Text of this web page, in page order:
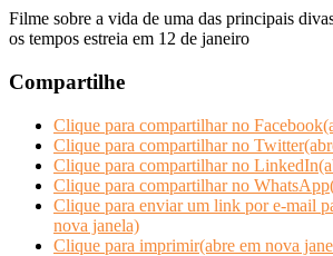
Filme sobre a vida de uma das principais
os tempos estreia em 12 de janeiro
Compartilhe
Clique para compartilhar no
Clique para compartilhar no
Clique para compartilhar no
Clique para compartilhar no
Clique para enviar um link por e-mail
nova janela)
Clique para imprimir(abre em nova